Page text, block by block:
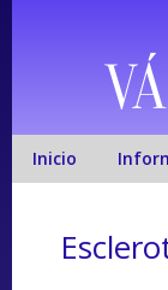
Inicio